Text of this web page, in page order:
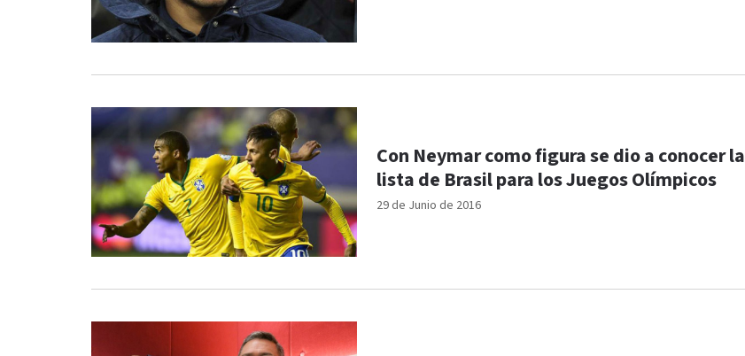
29 de Junio de 2016
Con Neymar como figura se dio a conocer la
lista de Brasil para los Juegos Olímpicos